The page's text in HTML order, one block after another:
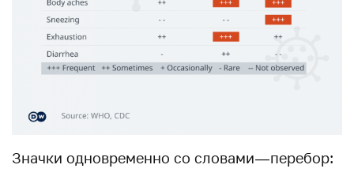
Значки одновременно со словами — перебор: